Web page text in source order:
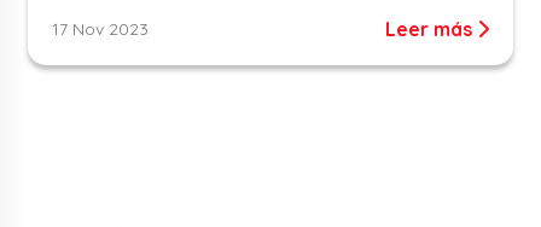
17 Nov 2023 Leer más